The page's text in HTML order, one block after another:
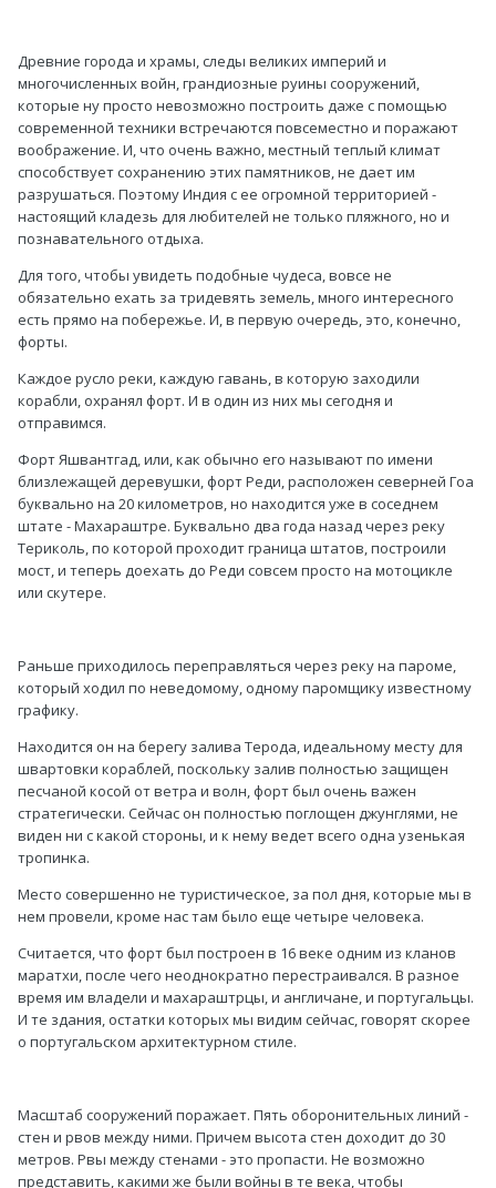
Древние города и храмы, следы великих империй и
многочисленных войн, грандиозные руины сооружений,
которые ну просто невозможно построить даже с помощью
современной техники встречаются повсеместно и поражают
воображение. И, что очень важно, местный теплый климат
способствует сохранению этих памятников, не дает им
разрушаться. Поэтому Индия с ее огромной территорией -
настоящий кладезь для любителей не только пляжного, но и
познавательного отдыха.
Для того, чтобы увидеть подобные чудеса, вовсе не
обязательно ехать за тридевять земель, много интересного
есть прямо на побережье. И, в первую очередь, это, конечно,
форты.
Каждое русло реки, каждую гавань, в которую заходили
корабли, охранял форт. И в один из них мы сегодня и
отправимся.
Форт Яшвантгад, или, как обычно его называют по имени
близлежащей деревушки, форт Реди, расположен северней Гоа
буквально на 20 километров, но находится уже в соседнем
штате - Махараштре. Буквально два года назад через реку
Териколь, по которой проходит граница штатов, построили
мост, и теперь доехать до Реди совсем просто на мотоцикле
или скутере.
Раньше приходилось переправляться через реку на пароме,
который ходил по неведомому, одному паромщику известному
графику.
Находится он на берегу залива Терода, идеальному месту для
швартовки кораблей, поскольку залив полностью защищен
песчаной косой от ветра и волн, форт был очень важен
стратегически. Сейчас он полностью поглощен джунглями, не
виден ни с какой стороны, и к нему ведет всего одна узенькая
тропинка.
Место совершенно не туристическое, за пол дня, которые мы в
нем провели, кроме нас там было еще четыре человека.
Считается, что форт был построен в 16 веке одним из кланов
маратхи, после чего неоднократно перестраивался. В разное
время им владели и махараштрцы, и англичане, и португальцы.
И те здания, остатки которых мы видим сейчас, говорят скорее
о португальском архитектурном стиле.
Масштаб сооружений поражает. Пять оборонительных линий -
стен и рвов между ними. Причем высота стен доходит до 30
метров. Рвы между стенами - это пропасти. Не возможно
представить, какими же были войны в те века, чтобы